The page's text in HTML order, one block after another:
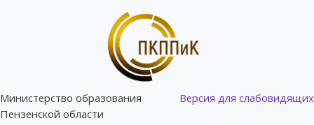
Версия для слабовидящих
Министерство образования
Пензенской области